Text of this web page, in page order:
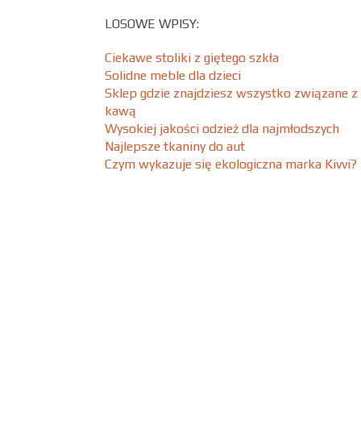
LOSOWE WPISY:
Ciekawe stoliki z giętego szkła
Solidne meble dla dzieci
Sklep gdzie znajdziesz wszystko związane z
kawą
Wysokiej jakości odzież dla najmłodszych
Najlepsze tkaniny do aut
Czym wykazuje się ekologiczna marka Kivvi?